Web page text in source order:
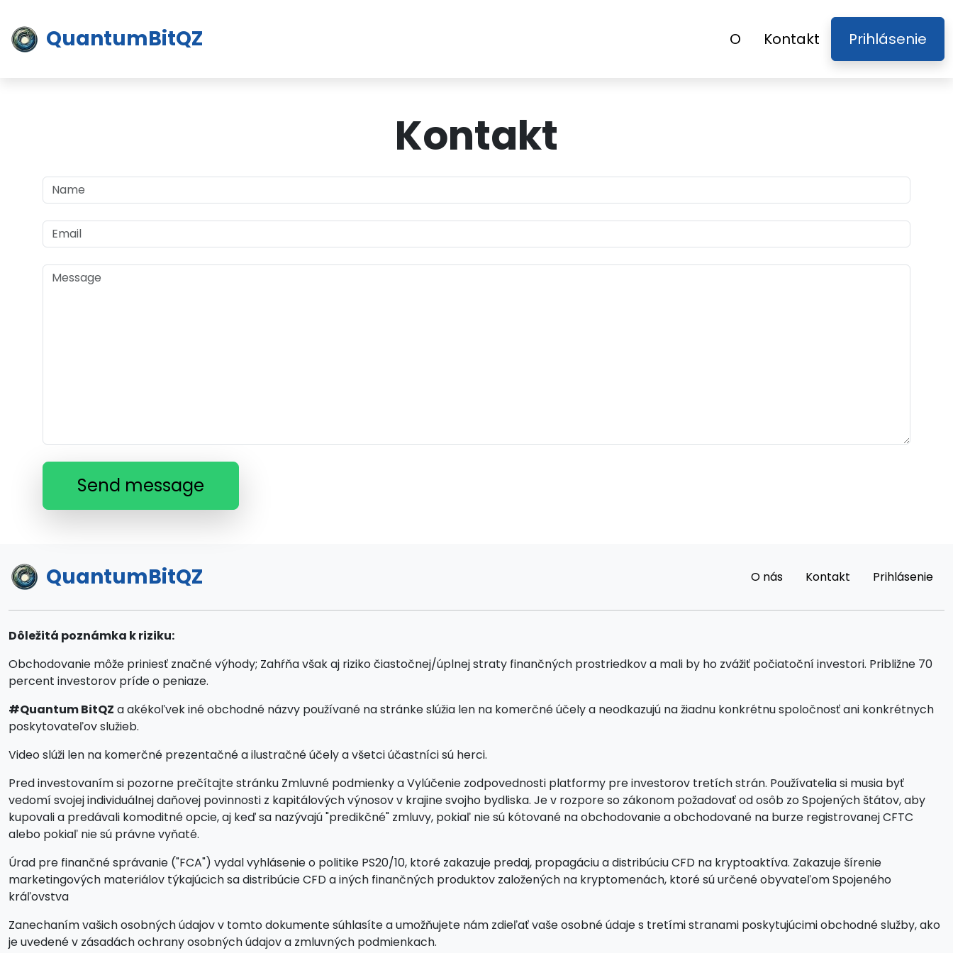
QuantumBitQZ O Kontakt Prihlásenie
Kontakt
Send message
QuantumBitQZ O nás Kontakt Prihlásenie
Dôležitá poznámka k riziku:
Obchodovanie môže priniesť značné výhody; Zahŕňa však aj riziko čiastočnej/úplnej straty finančných prostriedkov a mali by ho zvážiť počiatoční investori. Približne 70
percent investorov príde o peniaze.
#Quantum BitQZ a akékoľvek iné obchodné názvy používané na stránke slúžia len na komerčné účely a neodkazujú na žiadnu konkrétnu spoločnosť ani konkrétnych
poskytovateľov služieb.
Video slúži len na komerčné prezentačné a ilustračné účely a všetci účastníci sú herci.
Pred investovaním si pozorne prečítajte stránku Zmluvné podmienky a Vylúčenie zodpovednosti platformy pre investorov tretích strán. Používatelia si musia byť
vedomí svojej individuálnej daňovej povinnosti z kapitálových výnosov v krajine svojho bydliska. Je v rozpore so zákonom požadovať od osôb zo Spojených štátov, aby
kupovali a predávali komoditné opcie, aj keď sa nazývajú "predikčné" zmluvy, pokiaľ nie sú kótované na obchodovanie a obchodované na burze registrovanej CFTC
alebo pokiaľ nie sú právne vyňaté.
Úrad pre finančné správanie ("FCA") vydal vyhlásenie o politike PS20/10, ktoré zakazuje predaj, propagáciu a distribúciu CFD na kryptoaktíva. Zakazuje šírenie
marketingových materiálov týkajúcich sa distribúcie CFD a iných finančných produktov založených na kryptomenách, ktoré sú určené obyvateľom Spojeného
kráľovstva
Zanechaním vašich osobných údajov v tomto dokumente súhlasíte a umožňujete nám zdieľať vaše osobné údaje s tretími stranami poskytujúcimi obchodné služby, ako
je uvedené v zásadách ochrany osobných údajov a zmluvných podmienkach.